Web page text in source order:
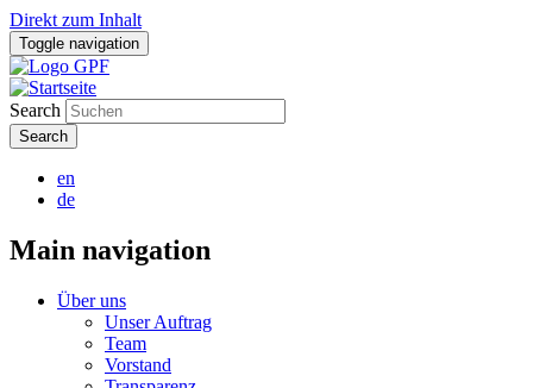
Direkt zum Inhalt
Toggle navigation
Search
en
de
Main navigation
Über uns
Unser Auftrag
Team
Vorstand